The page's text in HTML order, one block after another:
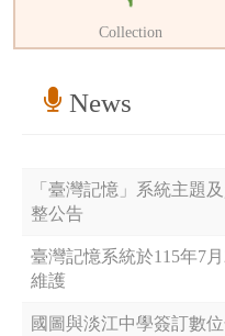
Collection
News
「臺灣記憶」系統主題
整公告
臺灣記憶系統於115年7
維護
國圖與淡江中學簽訂數